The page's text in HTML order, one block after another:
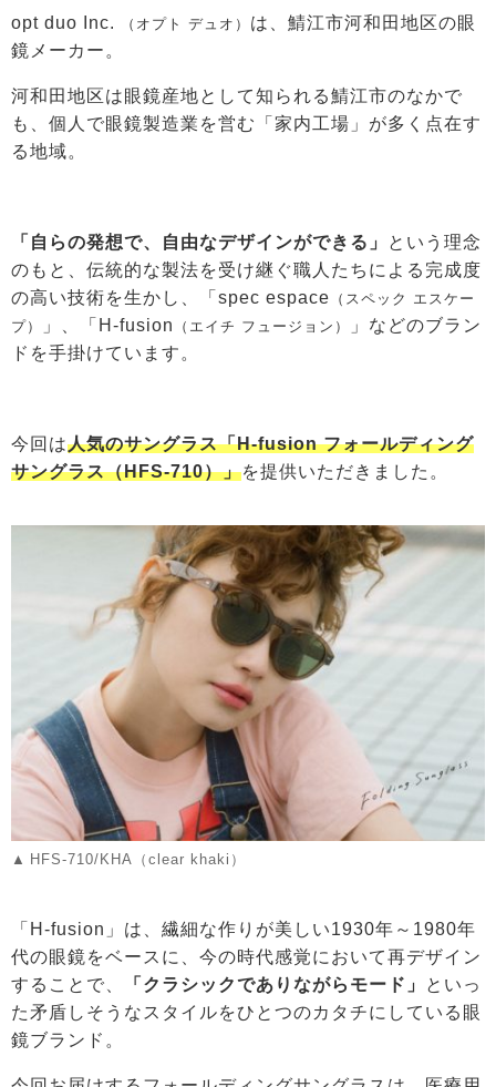
opt duo Inc. （オプト デュオ） は、鯖江市河和田地区の眼
鏡メーカー。
河和田地区は眼鏡産地として知られる鯖江市のなかで
も、個人で眼鏡製造業を営む「家内工場」が多く点在す
る地域。
「自らの発想で、自由なデザインができる」
という理念
のもと、伝統的な製法を受け継ぐ職人たちによる完成度
の高い技術を生かし、「spec espace （スペック エスケー
プ）
」、「H-fusion （エイチ フュージョン）
」などのブラン
ドを手掛けています。
今回は人気のサングラス「H-fusion フォールディング
サングラス（HFS-710）」を提供いただきました。
HFS-710/KHA（clear khaki）
「H-fusion」は、繊細な作りが美しい1930年～1980年
代の眼鏡をベースに、今の時代感覚において再デザイン
することで、
「クラシックでありながらモード」
といっ
た矛盾しそうなスタイルをひとつのカタチにしている眼
鏡ブランド。